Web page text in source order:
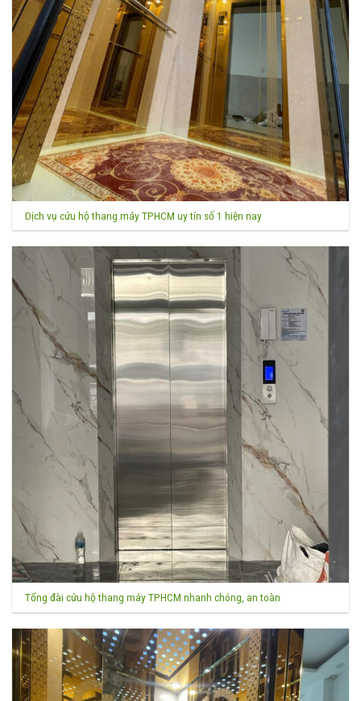
Dịch vụ cứu hộ thang máy TPHCM uy tín số 1 hiện nay
Tổng đài cứu hộ thang máy TPHCM nhanh chóng, an toàn